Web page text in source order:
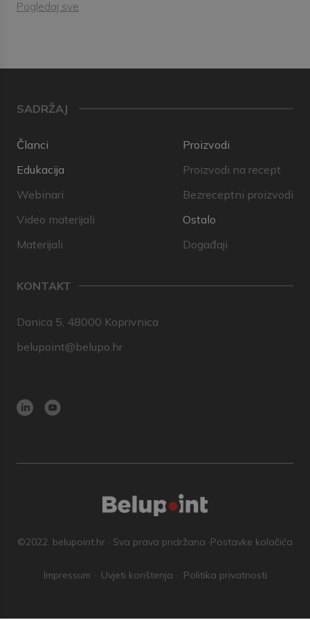
Pogledaj sve
SADRŽAJ
Članci
Edukacija
Webinari
Video materijali
Materijali
Proizvodi
Proizvodi na recept
Bezreceptni proizvodi
Ostalo
Događaji
KONTAKT
Danica 5, 48000 Koprivnica
belupoint@belupo.hr
©2022. belupoint.hr · Sva prava pridržana ·Postavke kolačića
Impressum Uvjeti korištenja Politika privatnosti